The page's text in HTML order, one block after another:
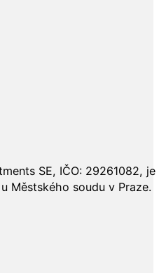
SE, IČO: 29261082,
Městského soudu v Praze.